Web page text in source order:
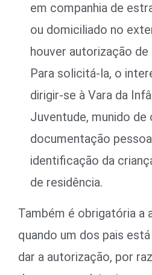
em companhia de
ou domiciliado no
houver autorização de
Para solicitá-la, o
dirigir-se à Vara da
Juventude, munido de
documentação
identificação da
de residência.
Também é obrigatória a
quando um dos pais
dar a autorização, por